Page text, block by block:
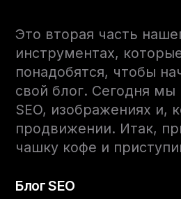
Это вторая часть
инструментах,
понадобятся, чтобы
свой блог. Сегодня мы
SEO, изображениях и,
продвижении. Итак,
чашку кофе и
Блог SEO